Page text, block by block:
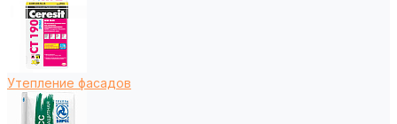
Утепление фасадов